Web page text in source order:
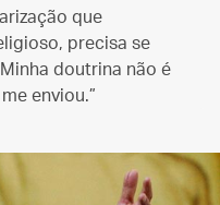
que
precisa se
doutrina não é
enviou.”